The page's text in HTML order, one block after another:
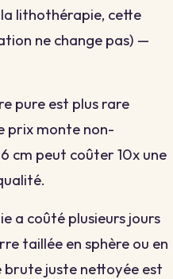
lithothérapie, cette
ne change pas) —
pure est plus rare
prix monte non-
cm peut coûter 10x une
a coûté plusieurs jours
taillée en sphère ou en
juste nettoyée est